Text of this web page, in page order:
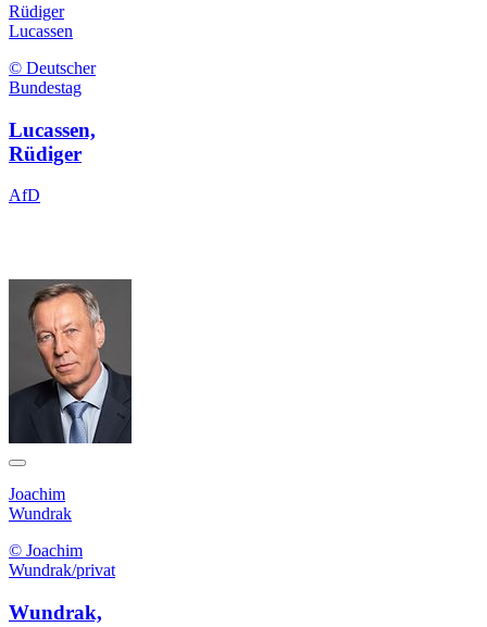
Rüdiger
Lucassen
© Deutscher
Bundestag
Lucassen,
Rüdiger
AfD
Joachim
Wundrak
© Joachim
Wundrak/privat
Wundrak,